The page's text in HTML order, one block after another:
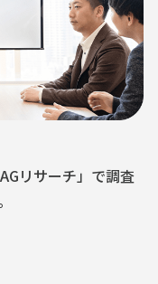
リサーチ」で調査